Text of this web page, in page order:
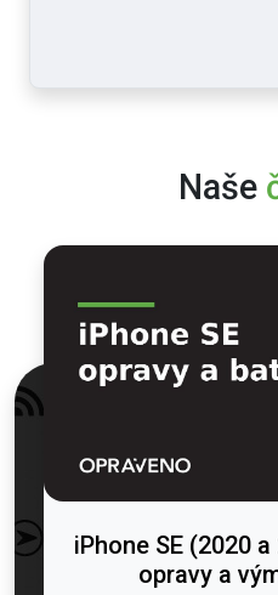
Naše
iPhone SE (2020
opravy a